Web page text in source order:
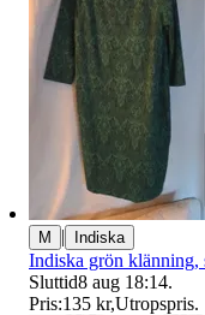
M | Indiska
Indiska grön klänning,
Sluttid8 aug 18:14.
Pris:135 kr,Utropspris.